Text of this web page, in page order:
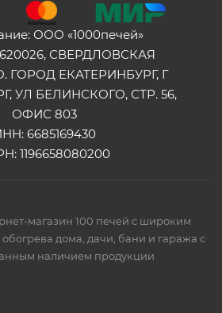
ООО «1000печей»
СВЕРДЛОВСКАЯ
ГОРОД ЕКАТЕРИНБУРГ, Г
УЛ БЕЛИНСКОГО, СТР. 56,
ОФИС 803
6685169430
1196658080200
магазин 100 печей с широким
дома, дачи, бани и гаража с
наличием продукции